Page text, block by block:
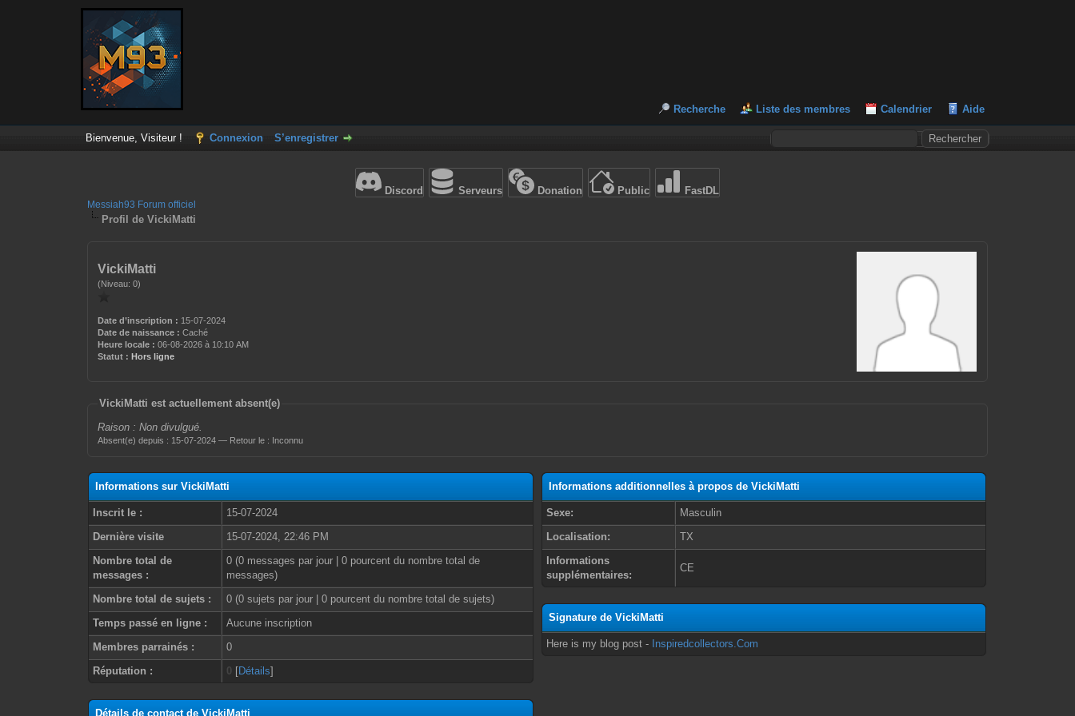
Recherche Liste des membres Calendrier Aide
Bienvenue, Visiteur ! Connexion S’enregistrer
Discord Serveurs Donation Public FastDL
Messiah93 Forum officiel
Profil de VickiMatti
VickiMatti
(Niveau: 0)
Date d’inscription : 15-07-2024
Date de naissance : Caché
Heure locale : 06-08-2026 à 10:10 AM
Statut : Hors ligne
VickiMatti est actuellement absent(e)
Raison : Non divulgué.
Absent(e) depuis : 15-07-2024 — Retour le : Inconnu
Informations sur VickiMatti
Inscrit le :
15-07-2024
Dernière visite
15-07-2024, 22:46 PM
Nombre total de
messages :
0 (0 messages par jour | 0 pourcent du nombre total de
messages)
Nombre total de sujets :
0 (0 sujets par jour | 0 pourcent du nombre total de sujets)
Temps passé en ligne :
Aucune inscription
Membres parrainés :
0
Réputation :
0 [Détails]
Détails de contact de VickiMatti
Informations additionnelles à propos de VickiMatti
Sexe:
Masculin
Localisation:
TX
Informations
supplémentaires:
CE
Signature de VickiMatti
Here is my blog post - Inspiredcollectors.Com